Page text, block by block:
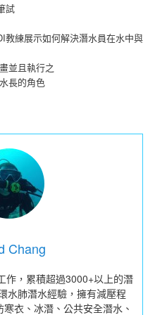
試
教練展示如何解決潛水員在水中與
並且執行之
長的角色
Chang
作，累積超過3000+以上的潛
水肺潛水經驗，擁有減壓程
衣、冰潛、公共安全潛水、